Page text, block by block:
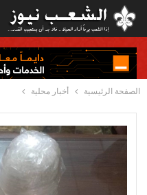
الصفحة الرئيسية أخبار محلية